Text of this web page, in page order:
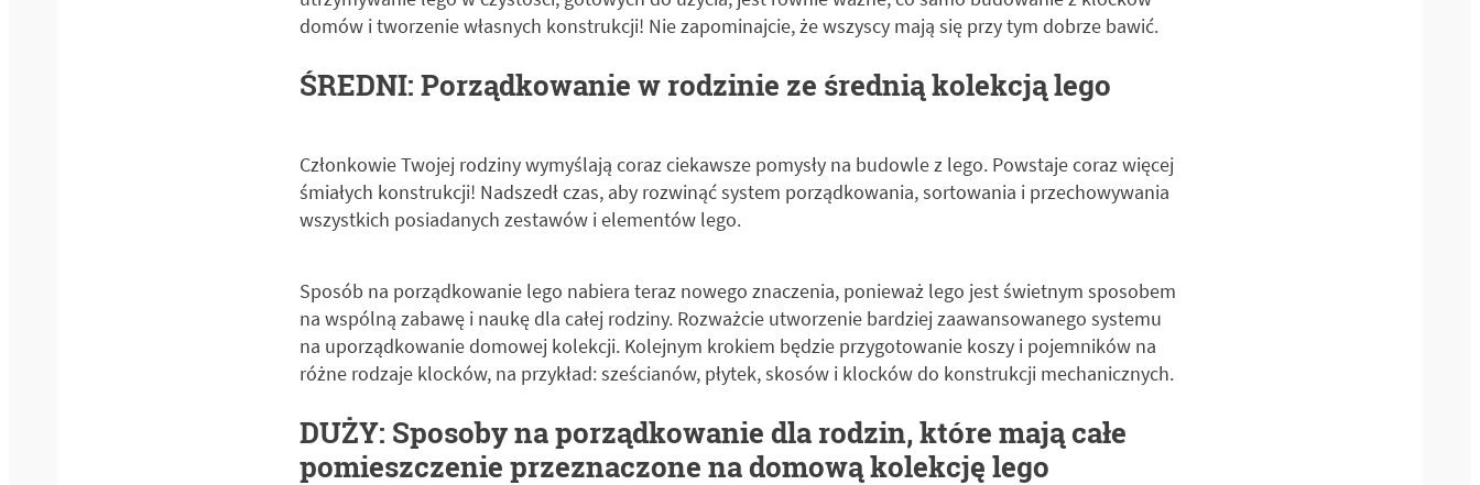
domów i tworzenie własnych konstrukcji! Nie zapominajcie, że wszyscy mają się przy tym dobrze bawić.
ŚREDNI: Porządkowanie w rodzinie ze średnią kolekcją lego
Członkowie Twojej rodziny wymyślają coraz ciekawsze pomysły na budowle z lego. Powstaje coraz więcej
śmiałych konstrukcji! Nadszedł czas, aby rozwinąć system porządkowania, sortowania i przechowywania
wszystkich posiadanych zestawów i elementów lego.
Sposób na porządkowanie lego nabiera teraz nowego znaczenia, ponieważ lego jest świetnym sposobem
na wspólną zabawę i naukę dla całej rodziny. Rozważcie utworzenie bardziej zaawansowanego systemu
na uporządkowanie domowej kolekcji. Kolejnym krokiem będzie przygotowanie koszy i pojemników na
różne rodzaje klocków, na przykład: sześcianów, płytek, skosów i klocków do konstrukcji mechanicznych.
DUŻY: Sposoby na porządkowanie dla rodzin, które mają całe
pomieszczenie przeznaczone na domową kolekcję lego